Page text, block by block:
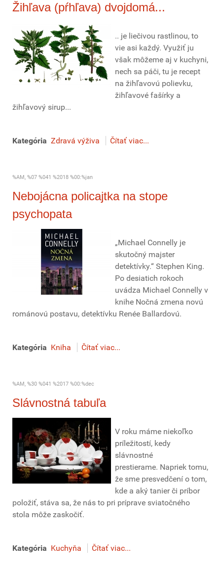
Žihľava (pŕhľava) dvojdomá...
.. je liečivou rastlinou, to
vie asi každý. Využiť ju
však môžeme aj v kuchyni,
nech sa páči, tu je recept
na žihľavovú polievku,
žihľavové fašírky a
žihľavový sirup...
Kategória Zdravá výživa Čítať viac...
%AM, %07 %041 %2018 %00:%jan
Nebojácna policajtka na stope
psychopata
„Michael Connelly je
skutočný majster
detektívky.“ Stephen King.
Po desiatich rokoch
uvádza Michael Connelly v
knihe Nočná zmena novú
románovú postavu, detektívku Renée Ballardovú.
Kategória Kniha Čítať viac...
%AM, %30 %041 %2017 %00:%dec
Slávnostná tabuľa
V roku máme niekoľko
príležitostí, kedy
slávnostné
prestierame. Napriek tomu,
že sme presvedčení o tom,
kde a aký tanier či príbor
položiť, stáva sa, že nás to pri príprave sviatočného
stola môže zaskočiť.
Kategória Kuchyňa Čítať viac...